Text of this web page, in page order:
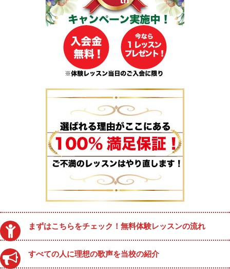
まずはこちらをチェック！無料体験レッスンの流れ
すべての人に理想の歌声を当校の紹介